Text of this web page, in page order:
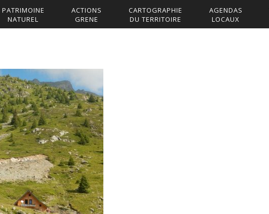
PATRIMOINE
NATUREL
ACTIONS
GRENE
CARTOGRAPHIE
DU TERRITOIRE
AGENDAS
LOCAUX